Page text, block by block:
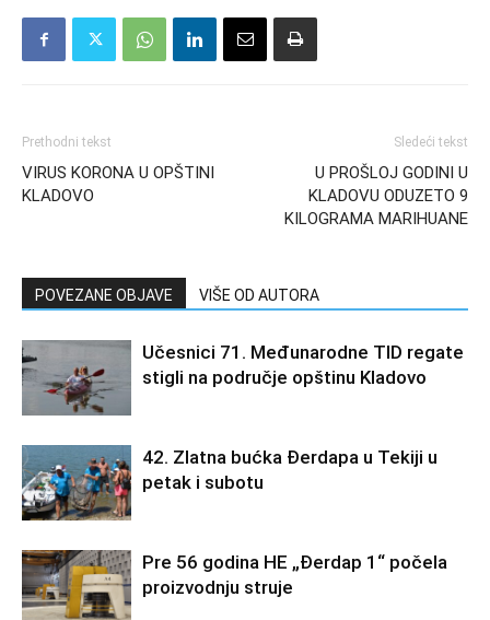
Prethodni tekst
VIRUS KORONA U OPŠTINI
KLADOVO
Sledeći tekst
U PROŠLOJ GODINI U
KLADOVU ODUZETO 9
KILOGRAMA MARIHUANE
POVEZANE OBJAVE VIŠE OD AUTORA
Učesnici 71. Međunarodne TID regate
stigli na područje opštinu Kladovo
42. Zlatna bućka Đerdapa u Tekiji u
petak i subotu
Pre 56 godina HE „Đerdap 1“ počela
proizvodnju struje